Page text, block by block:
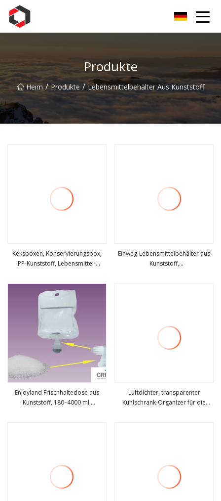
Produkte
Heim / Produkte / Lebensmittelbehälter Aus Kunststoff
Keksboxen, Konservierungsbox,
PP-Kunststoff, Lebensmittel-
Einweg-Lebensmittelbehälter aus
Kunststoff,
Enjoyland Frischhaltedose aus
Kunststoff, 180–4000 ml,
Luftdichter, transparenter
Kühlschrank-Organizer für die